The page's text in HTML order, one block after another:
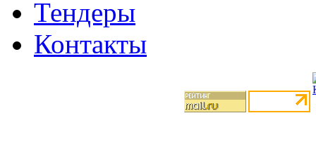
Тендеры
Контакты